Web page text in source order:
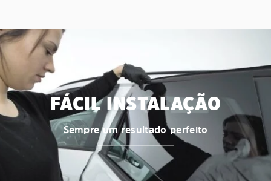
FÁCIL INSTALAÇÃO
Sempre um resultado perfeito